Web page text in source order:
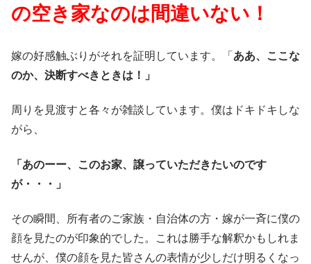
の空き家なのは間違いない！
嫁の好感触ぶりがそれを証明しています。「 ああ、ここな
のか、決断すべきときは！」
周りを見渡すと各々が雑談しています。僕はドキドキしな
がら、
「あのーー、このお家、譲っていただきたいのです
が・・・」
その瞬間、所有者のご家族・自治体の方・嫁が一斉に僕の
顔を見たのが印象的でした。これは勝手な解釈かもしれま
せんが、僕の顔を見た皆さんの表情が少しだけ明るくなっ